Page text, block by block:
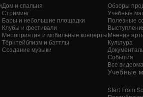
Дом и спальня
Стриминг
Бары и небольшие площадки
Клубы и фестивали
Мероприятия и мобильные концерты
Тёрнтейблизм и баттлы
Создание музыки
Обзоры
Учебные
Полезные
Мнения
Культура
События
Все
Учебные
Start From